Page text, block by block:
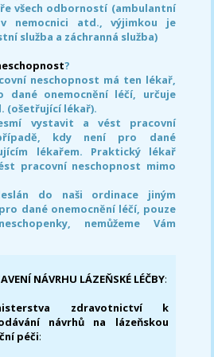
všech odborností (ambulantní
nemocnici atd., výjimkou je
služba a záchranná služba)
?
neschopnost má ten lékař,
onemocnění léčí, určuje
(ošetřující lékař).
vystavit a vést pracovní
kdy není pro dané
lékařem. Praktický lékař
pracovní neschopnost mimo
do naši ordinace jiným
dané onemocnění léčí, pouze
nemůžeme Vám
NÁVRHU LÁZEŇSKÉ LÉČBY:
zdravotnictví k
návrhů na lázeňskou
péči: